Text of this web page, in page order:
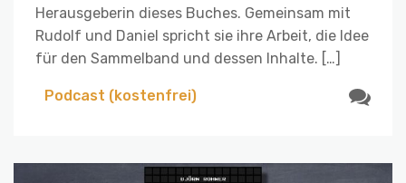
Herausgeberin dieses Buches. Gemeinsam mit
Rudolf und Daniel spricht sie ihre Arbeit, die Idee
für den Sammelband und dessen Inhalte. […]
Podcast (kostenfrei)